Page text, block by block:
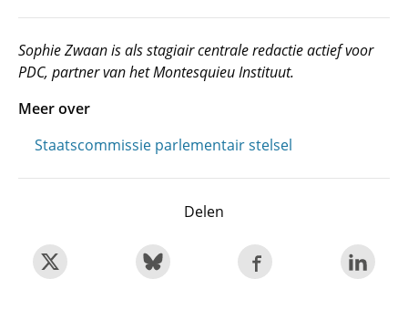
Sophie Zwaan is als stagiair centrale redactie actief voor
PDC, partner van het Montesquieu Instituut.
Meer over
Staatscommissie parlementair stelsel
Delen